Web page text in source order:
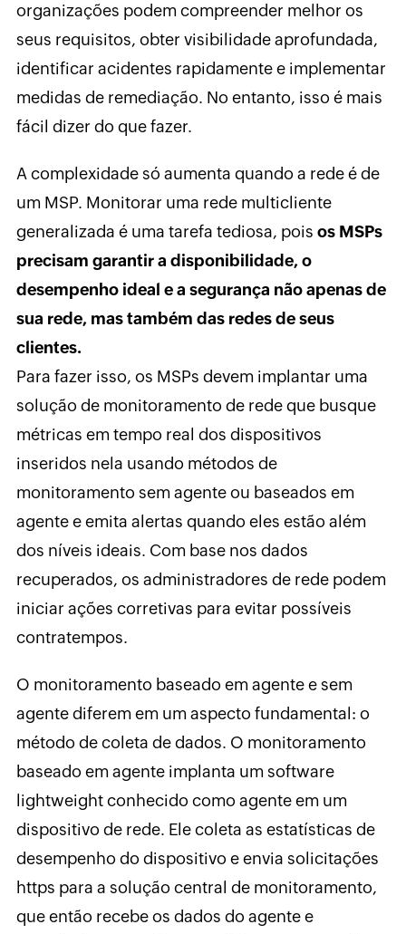
organizações podem compreender melhor os
seus requisitos, obter visibilidade aprofundada,
identificar acidentes rapidamente e implementar
medidas de remediação. No entanto, isso é mais
fácil dizer do que fazer.
A complexidade só aumenta quando a rede é de
um MSP. Monitorar uma rede multicliente
generalizada é uma tarefa tediosa, pois os MSPs
precisam garantir a disponibilidade, o
desempenho ideal e a segurança não apenas de
sua rede, mas também das redes de seus
clientes.
Para fazer isso, os MSPs devem implantar uma
solução de monitoramento de rede que busque
métricas em tempo real dos dispositivos
inseridos nela usando métodos de
monitoramento sem agente ou baseados em
agente e emita alertas quando eles estão além
dos níveis ideais. Com base nos dados
recuperados, os administradores de rede podem
iniciar ações corretivas para evitar possíveis
contratempos.
O monitoramento baseado em agente e sem
agente diferem em um aspecto fundamental: o
método de coleta de dados. O monitoramento
baseado em agente implanta um software
lightweight conhecido como agente em um
dispositivo de rede. Ele coleta as estatísticas de
desempenho do dispositivo e envia solicitações
https para a solução central de monitoramento,
que então recebe os dados do agente e